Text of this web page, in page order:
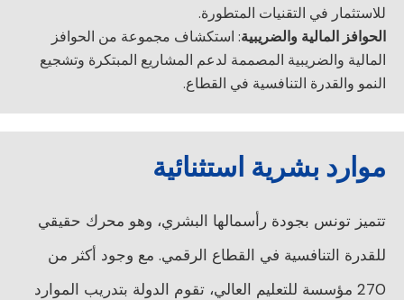
للاستثمار في التقنيات المتطورة.
الحوافز المالية والضريبية: استكشاف مجموعة من الحوافز
المالية والضريبية المصممة لدعم المشاريع المبتكرة وتشجيع
النمو والقدرة التنافسية في القطاع.
موارد بشرية استثنائية
تتميز تونس بجودة رأسمالها البشري، وهو محرك حقيقي
للقدرة التنافسية في القطاع الرقمي. مع وجود أكثر من
270 مؤسسة للتعليم العالي، تقوم الدولة بتدريب الموارد